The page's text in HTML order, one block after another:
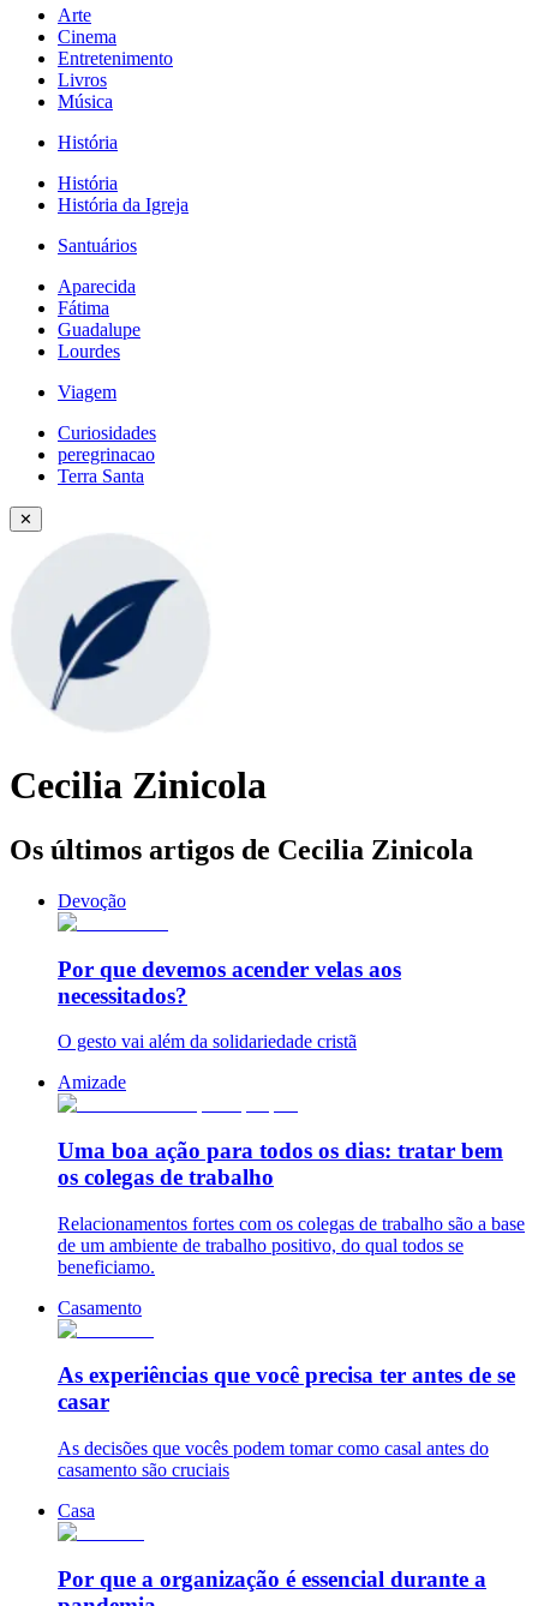
Arte
Cinema
Entretenimento
Livros
Música
História
História
História da Igreja
Santuários
Aparecida
Fátima
Guadalupe
Lourdes
Viagem
Curiosidades
peregrinacao
Terra Santa
✕
Cecilia Zinicola
Os últimos artigos de Cecilia Zinicola
Devoção
Por que devemos acender velas aos
necessitados?
O gesto vai além da solidariedade cristã
Amizade
Uma boa ação para todos os dias: tratar bem
os colegas de trabalho
Relacionamentos fortes com os colegas de trabalho são a base
de um ambiente de trabalho positivo, do qual todos se
beneficiamo.
Casamento
As experiências que você precisa ter antes de se
casar
As decisões que vocês podem tomar como casal antes do
casamento são cruciais
Casa
Por que a organização é essencial durante a